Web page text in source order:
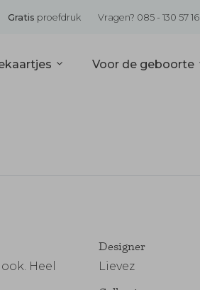
Gratis proefdruk Vragen? 085 - 130 57 16
Voor de geboorte
Heel
Designer
Lievez